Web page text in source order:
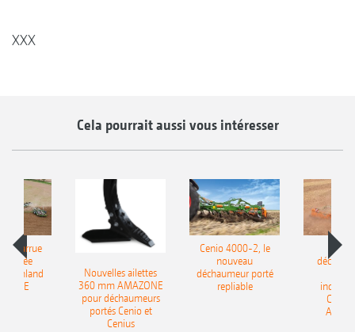
XXX
Cela pourrait aussi vous intéresser
charrue
portée
Onland
Nouvelles ailettes
360 mm AMAZONE
pour déchaumeurs
portés Cenio et
Cenius
Cenio 4000-2, le
nouveau
déchaumeur porté
repliable